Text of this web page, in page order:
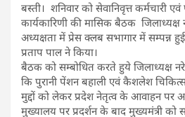
बस्ती। शनिवार को सेवानिवृत्त कर्मचारी
कार्यकारिणी की मासिक बैठक जिलाध्यक्ष
अध्यक्षता में प्रेस क्लब सभागार में सम्पन्न
प्रताप पाल ने किया।
बैठक को सम्बोधित करते हुये जिलाध्यक्ष
कि पुरानी पेंशन बहाली एवं कैशलेश
मुद्दों को लेकर प्रदेश नेतृत्व के आवाहन पर
मुख्यालय पर प्रदर्शन के बाद मुख्यमंत्री को